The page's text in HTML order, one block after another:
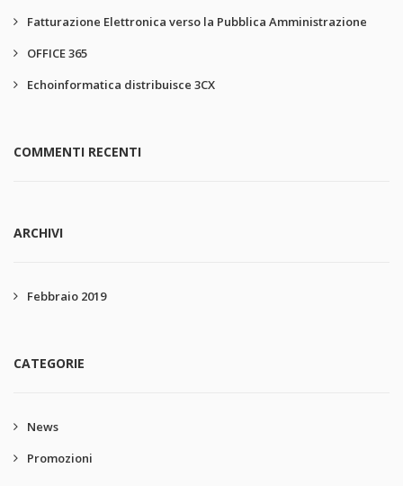
Fatturazione Elettronica verso la Pubblica Amministrazione
OFFICE 365
Echoinformatica distribuisce 3CX
COMMENTI RECENTI
ARCHIVI
Febbraio 2019
CATEGORIE
News
Promozioni